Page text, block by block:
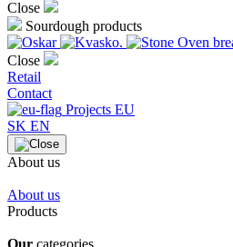
Close
Sourdough products
Close
Retail
Contact
Projects EU
SK EN
About us
About us
Products
Our categories